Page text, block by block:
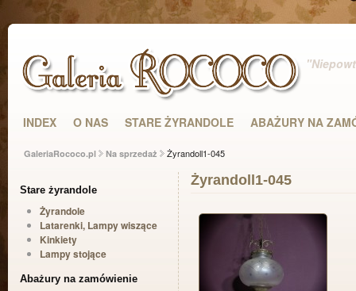
INDEX O NAS STARE ŻYRANDOLE ABAŻURY NA
GaleriaRococo.pl Na sprzedaż Żyrandoll1-045
Stare żyrandole
Żyrandole
Latarenki, Lampy wiszące
Kinkiety
Lampy stojące
Abażury na zamówienie
Żyrandoll1-045